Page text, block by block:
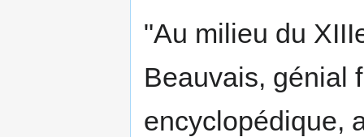
"Au milieu du
Beauvais, génial
encyclopédique,